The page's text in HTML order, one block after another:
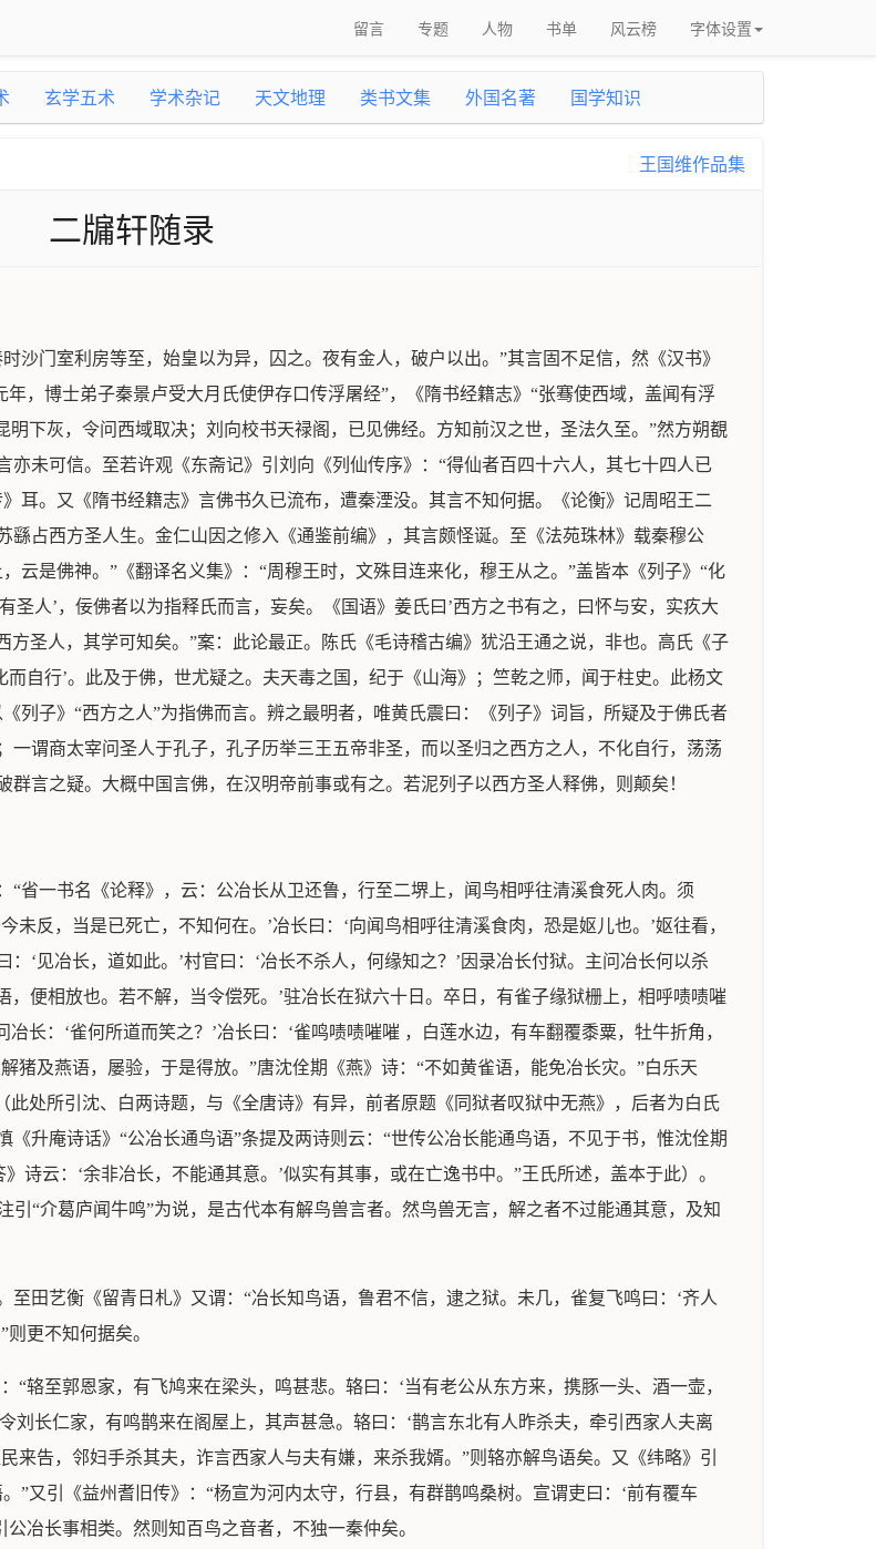
留言 专题 人物 书单 风云榜 字体设置
玄学五术 学术杂记 天文地理 类书文集 外国名著 国学知识
王国维作品集
二牖轩随录
沙门室利房等至，始皇以为异，囚之。夜有金人，破户以出。”其言固不足信，然《汉书》
，博士弟子秦景卢受大月氏使伊存口传浮屠经”，《隋书经籍志》“张骞使西域，盖闻有浮
下灰，令问西域取决；刘向校书天禄阁，已见佛经。方知前汉之世，圣法久至。”然方朔覩
未可信。至若许观《东斋记》引刘向《列仙传序》：“得仙者百四十六人，其七十四人已
耳。又《隋书经籍志》言佛书久已流布，遭秦湮没。其言不知何据。《论衡》记周昭王二
占西方圣人生。金仁山因之修入《通鉴前编》，其言颇怪诞。至《法苑珠林》载秦穆公
云是佛神。”《翻译名义集》：“周穆王时，文殊目连来化，穆王从之。”盖皆本《列子》“化
圣人’，佞佛者以为指释氏而言，妄矣。《国语》姜氏曰’西方之书有之，曰怀与安，实疚大
方圣人，其学可知矣。”案：此论最正。陈氏《毛诗稽古编》犹沿王通之说，非也。高氏《子
自行’。此及于佛，世尤疑之。夫天毒之国，纪于《山海》；竺乾之师，闻于柱史。此杨文
列子》“西方之人”为指佛而言。辨之最明者，唯黄氏震曰：《列子》词旨，所疑及于佛氏者
谓商太宰问圣人于孔子，孔子历举三王五帝非圣，而以圣归之西方之人，不化自行，荡荡
言之疑。大概中国言佛，在汉明帝前事或有之。若泥列子以西方圣人释佛，则颠矣！
省一书名《论释》，云：公冶长从卫还鲁，行至二堺上，闻鸟相呼往清溪食死人肉。须
反，当是已死亡，不知何在。’冶长曰：‘向闻鸟相呼往清溪食肉，恐是妪儿也。’妪往看，
‘见冶长，道如此。’村官曰：‘冶长不杀人，何缘知之？’因录冶长付狱。主问冶长何以杀
，便相放也。若不解，当令偿死。’驻冶长在狱六十日。卒日，有雀子缘狱栅上，相呼啧啧嗺
长：‘雀何所道而笑之？’冶长曰：‘雀鸣啧啧嗺嗺 ，白莲水边，有车翻覆黍粟，牡牛折角，
猪及燕语，屡验，于是得放。”唐沈佺期《燕》诗：“不如黄雀语，能免冶长灾。”白乐天
此处所引沈、白两诗题，与《全唐诗》有异，前者原题《同狱者叹狱中无燕》，后者为白氏
《升庵诗话》“公冶长通鸟语”条提及两诗则云：“世传公冶长能通鸟语，不见于书，惟沈佺期
诗云：‘余非冶长，不能通其意。’似实有其事，或在亡逸书中。”王氏所述，盖本于此）。
引“介葛庐闻牛鸣”为说，是古代本有解鸟兽言者。然鸟兽无言，解之者不过能通其意，及知
田艺衡《留青日札》又谓：“冶长知鸟语，鲁君不信，逮之狱。未几，雀复飞鸣曰：‘齐人
更不知何据矣。
“辂至郭恩家，有飞鸠来在梁头，鸣甚悲。辂曰：‘当有老公从东方来，携豚一头、酒一壶，
刘长仁家，有鸣鹊来在阁屋上，其声甚急。辂曰：‘鹊言东北有人昨杀夫，牵引西家人夫离
来告，邻妇手杀其夫，诈言西家人与夫有嫌，来杀我婿。”则辂亦解鸟语矣。又《纬略》引
”又引《益州耆旧传》：“杨宣为河内太守，行县，有群鹊鸣桑树。宣谓吏曰：‘前有覆车
冶长事相类。然则知百鸟之音者，不独一秦仲矣。